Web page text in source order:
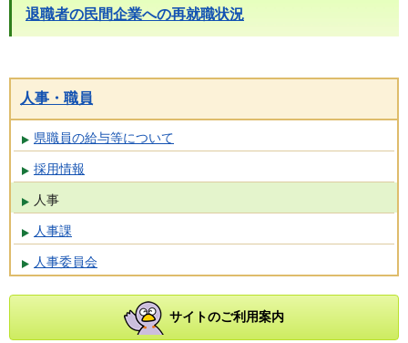
退職者の民間企業への再就職状況
人事・職員
県職員の給与等について
採用情報
人事
人事課
人事委員会
サイトのご利用案内